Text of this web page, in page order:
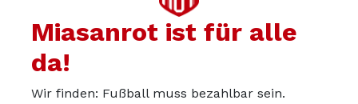
Ein nennenswerter Teil der Kritik liegt glaube ich daran,
dass mit Mané und Palhinha zwei vergleichbar alte
beiden war das Grundproblem aber, dass wir sie als
Spieler gar nicht wirklich benötigt haben-unabhängig
Miasanrot ist für alle
da!
Wir finden: Fußball muss bezahlbar sein.